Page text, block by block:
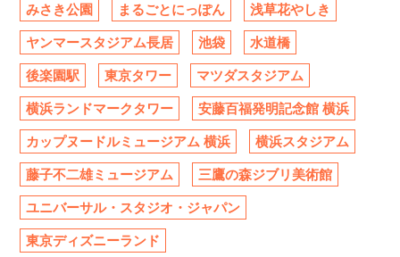
みさき公園 まるごとにっぽん 浅草花やしき
ヤンマースタジアム長居 池袋 水道橋
後楽園駅 東京タワー マツダスタジアム
横浜ランドマークタワー 安藤百福発明記念館 横浜
カップヌードルミュージアム 横浜 横浜スタジアム
藤子不二雄ミュージアム 三鷹の森ジブリ美術館
ユニバーサル・スタジオ・ジャパン
東京ディズニーランド